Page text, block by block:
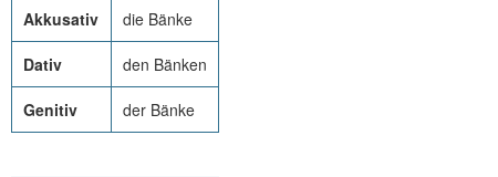
Akkusativ die Bänke
Dativ den Bänken
Genitiv der Bänke